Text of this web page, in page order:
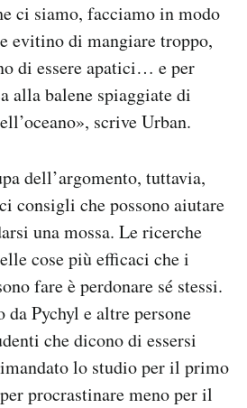
ci siamo, facciamo in modo
evitino di mangiare troppo,
di essere apatici… e per
alla balene spiaggiate di
scrive Urban.
dell’argomento, tuttavia,
consigli che possono aiutare
una mossa. Le ricerche
cose più efficaci che i
fare è perdonare sé stessi.
Pychyl e altre persone
che dicono di essersi
lo studio per il primo
procrastinare meno per il